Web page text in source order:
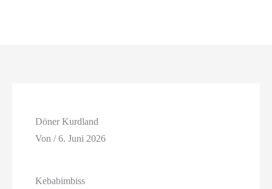
Döner Kurdland
Von/6. Juni 2026
Kebabimbiss